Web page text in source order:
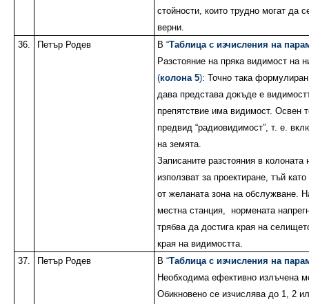
стойности, които трудно могат да
верни.
36.
Петър Родев В“Таблица с изчисления на
Разстояние на пряка видимост на
(колона 5): Точно така
дава представа докъде е
препятствие има видимост. Освен
предвид “радиовидимост”, т. е.
на земята.
Записаните разстояния в
използват за проектиране, тъй
от желаната зона на обслужване.
местна станция,
нормената
трябва да достига края на
края на видимостта.
37.
Петър Родев В“Таблица с изчисления на
Необходима ефективно излъчена
Обикновено се изчислява до 1, 2